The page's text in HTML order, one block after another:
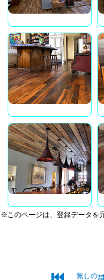
※このページは、登録データを
無しの